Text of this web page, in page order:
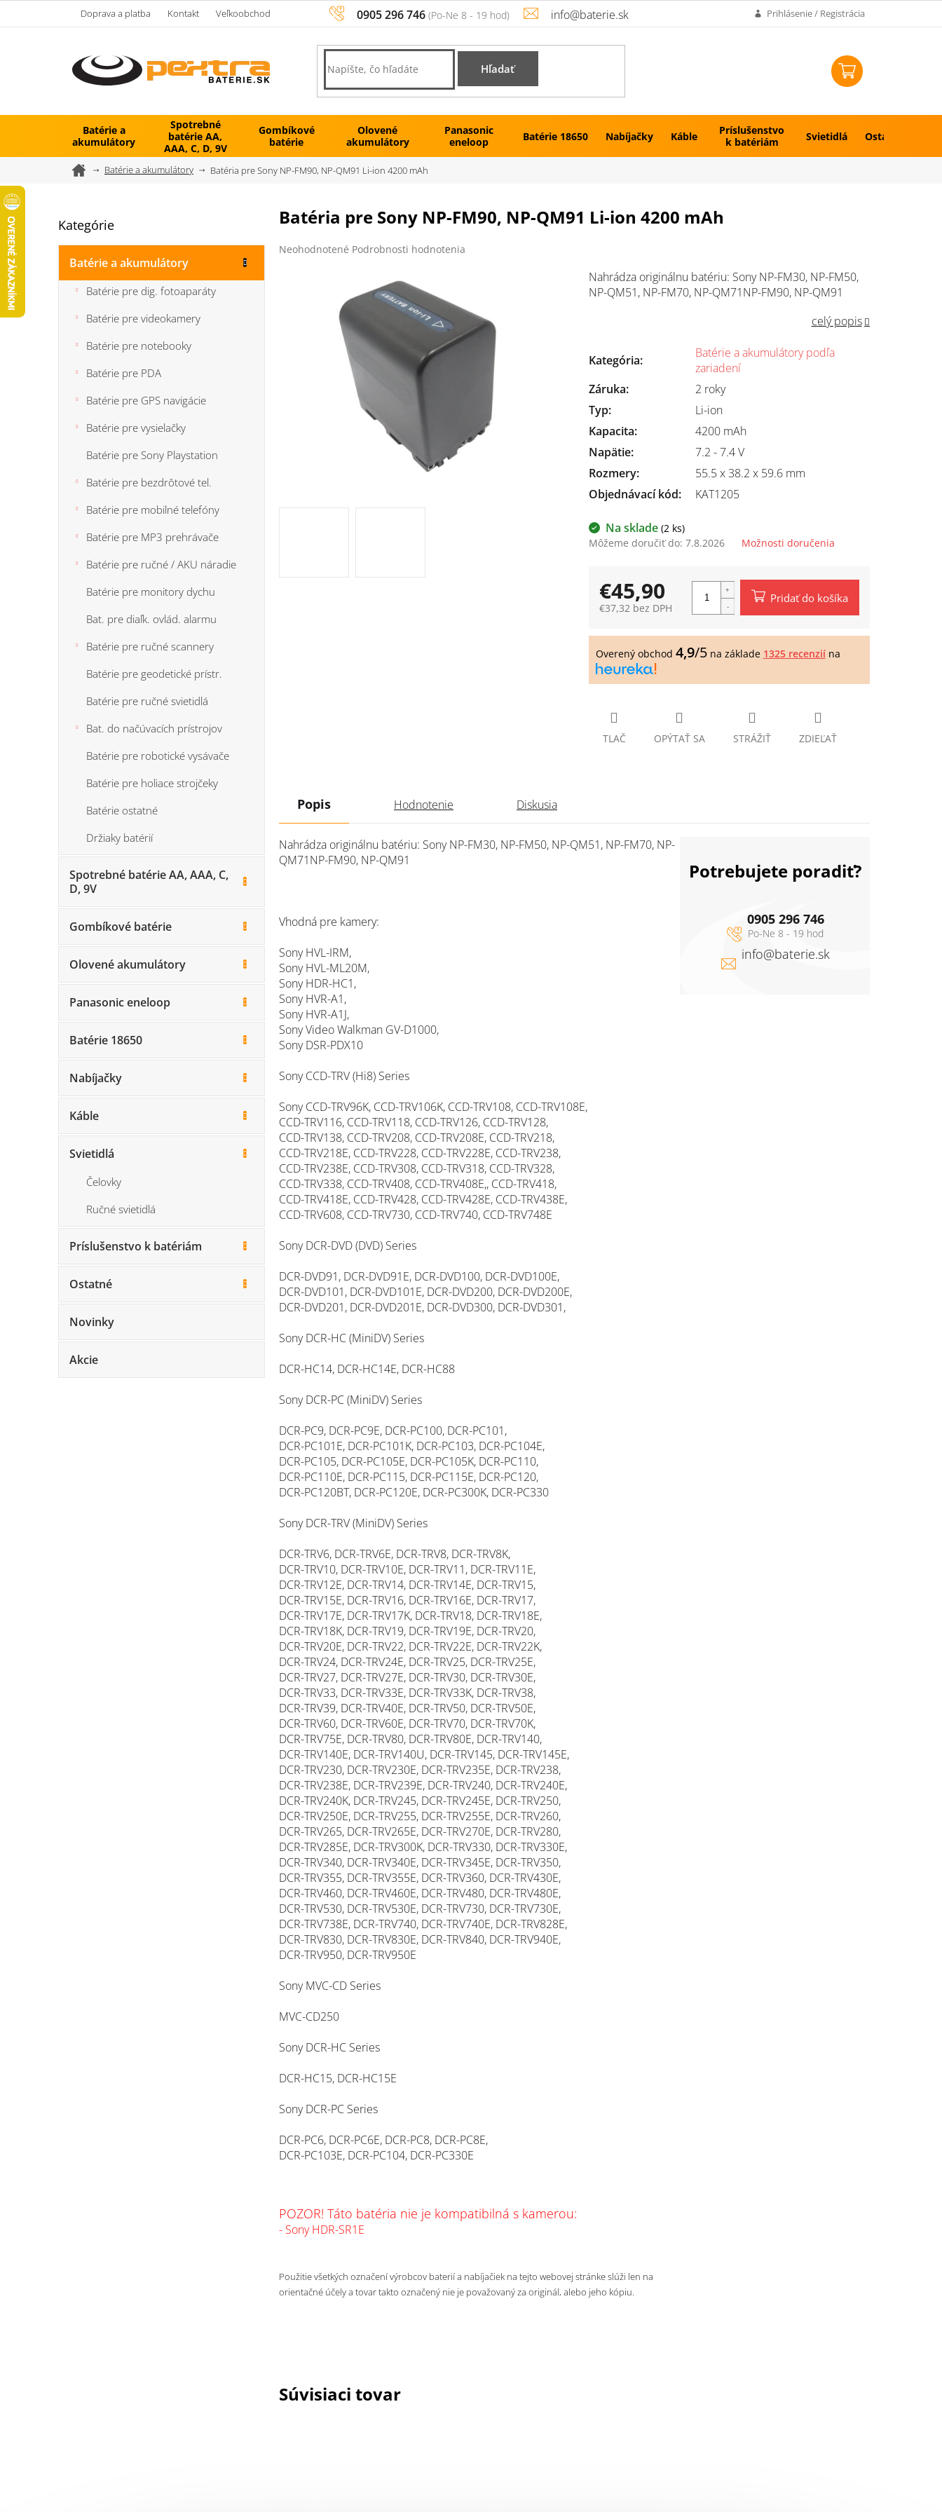
0905 296 746 info@baterie.sk
Doprava a platba Kontakt Veľkoobchod Prihlásenie / Registrácia
Hľadať
Batérie a
akumulátory
Spotrebné
batérie AA,
AAA, C, D, 9V
Gombíkové
batérie
Olovené
akumulátory
Panasonic
eneloop
Batérie 18650 Nabíjačky Káble
Príslušenstvo
k batériám
Svietidlá Ostatné
DomovBatérie a akumulátory Batéria pre Sony NP-FM90, NP-QM91 Li-ion 4200 mAh
o
č
Preskočiť
Kategórie
Batérie a akumulátory
Batérie pre dig. fotoaparáty
Batérie pre videokamery
Batérie pre notebooky
Batérie pre PDA
Batérie pre GPS navigácie
Batérie pre vysielačky
Batérie pre Sony Playstation
Batérie pre bezdrôtové tel.
Batérie pre mobilné telefóny
Batérie pre MP3 prehrávače
Batérie pre ručné / AKU náradie
Batérie pre monitory dychu
Bat. pre diaľk. ovlád. alarmu
Batérie pre ručné scannery
Batérie pre geodetické prístr.
Batérie pre ručné svietidlá
Bat. do načúvacích prístrojov
Batérie pre robotické vysávače
Batérie pre holiace strojčeky
Batérie ostatné
Držiaky batérií
Spotrebné batérie AA, AAA, C,
D, 9V
Gombíkové batérie
Olovené akumulátory
Panasonic eneloop
Batérie 18650
Nabíjačky
Káble
Svietidlá
Čelovky
Ručné svietidlá
Príslušenstvo k batériám
Ostatné
Novinky
Akcie
Batéria pre Sony NP-FM90, NP-QM91 Li-ion 4200 mAh
Priemerné
Neohodnotené Podrobnosti hodnotenia
Na sklade (2 ks)
Môžeme doručiť do: 7.8.2026 Možnosti doručenia
Nahrádza originálnu batériu: Sony NP-FM30, NP-FM50,
NP-QM51, NP-FM70, NP-QM71NP-FM90, NP-QM91
celý popis
TLAČ OPÝTAŤ SA STRÁŽIŤ ZDIEĽAŤ
Kategória:
Batérie a akumulátory podľa
zariadení
Záruka:
2 roky
Typ:
Li-ion
Kapacita:
4200 mAh
Napätie:
7.2 - 7.4 V
Rozmery:
55.5 x 38.2 x 59.6 mm
Objednávací kód:
KAT1205
€45,90
€37,32 bez DPH
cena:
Pridať do košíka
Overený obchod 4,9/5na základe 1325 recenziína
Súvisiaci tovar
Popis Hodnotenie Diskusia
Nahrádza originálnu batériu: Sony NP-FM30, NP-FM50, NP-QM51, NP-FM70, NP-
QM71NP-FM90, NP-QM91
Vhodná pre kamery:
Sony HVL-IRM,
Sony HVL-ML20M,
Sony HDR-HC1,
Sony HVR-A1,
Sony HVR-A1J,
Sony Video Walkman GV-D1000,
Sony DSR-PDX10
Sony CCD-TRV (Hi8) Series
Sony CCD-TRV96K, CCD-TRV106K, CCD-TRV108, CCD-TRV108E,
CCD-TRV116, CCD-TRV118, CCD-TRV126, CCD-TRV128,
CCD-TRV138, CCD-TRV208, CCD-TRV208E, CCD-TRV218,
CCD-TRV218E, CCD-TRV228, CCD-TRV228E, CCD-TRV238,
CCD-TRV238E, CCD-TRV308, CCD-TRV318, CCD-TRV328,
CCD-TRV338, CCD-TRV408, CCD-TRV408E,, CCD-TRV418,
CCD-TRV418E, CCD-TRV428, CCD-TRV428E, CCD-TRV438E,
CCD-TRV608, CCD-TRV730, CCD-TRV740, CCD-TRV748E
Sony DCR-DVD (DVD) Series
DCR-DVD91, DCR-DVD91E, DCR-DVD100, DCR-DVD100E,
DCR-DVD101, DCR-DVD101E, DCR-DVD200, DCR-DVD200E,
DCR-DVD201, DCR-DVD201E, DCR-DVD300, DCR-DVD301,
Sony DCR-HC (MiniDV) Series
DCR-HC14, DCR-HC14E, DCR-HC88
Sony DCR-PC (MiniDV) Series
DCR-PC9, DCR-PC9E, DCR-PC100, DCR-PC101,
DCR-PC101E, DCR-PC101K, DCR-PC103, DCR-PC104E,
DCR-PC105, DCR-PC105E, DCR-PC105K, DCR-PC110,
DCR-PC110E, DCR-PC115, DCR-PC115E, DCR-PC120,
DCR-PC120BT, DCR-PC120E, DCR-PC300K, DCR-PC330
Sony DCR-TRV (MiniDV) Series
DCR-TRV6, DCR-TRV6E, DCR-TRV8, DCR-TRV8K,
DCR-TRV10, DCR-TRV10E, DCR-TRV11, DCR-TRV11E,
DCR-TRV12E, DCR-TRV14, DCR-TRV14E, DCR-TRV15,
DCR-TRV15E, DCR-TRV16, DCR-TRV16E, DCR-TRV17,
DCR-TRV17E, DCR-TRV17K, DCR-TRV18, DCR-TRV18E,
DCR-TRV18K, DCR-TRV19, DCR-TRV19E, DCR-TRV20,
DCR-TRV20E, DCR-TRV22, DCR-TRV22E, DCR-TRV22K,
DCR-TRV24, DCR-TRV24E, DCR-TRV25, DCR-TRV25E,
DCR-TRV27, DCR-TRV27E, DCR-TRV30, DCR-TRV30E,
DCR-TRV33, DCR-TRV33E, DCR-TRV33K, DCR-TRV38,
DCR-TRV39, DCR-TRV40E, DCR-TRV50, DCR-TRV50E,
DCR-TRV60, DCR-TRV60E, DCR-TRV70, DCR-TRV70K,
DCR-TRV75E, DCR-TRV80, DCR-TRV80E, DCR-TRV140,
DCR-TRV140E, DCR-TRV140U, DCR-TRV145, DCR-TRV145E,
DCR-TRV230, DCR-TRV230E, DCR-TRV235E, DCR-TRV238,
DCR-TRV238E, DCR-TRV239E, DCR-TRV240, DCR-TRV240E,
DCR-TRV240K, DCR-TRV245, DCR-TRV245E, DCR-TRV250,
DCR-TRV250E, DCR-TRV255, DCR-TRV255E, DCR-TRV260,
DCR-TRV265, DCR-TRV265E, DCR-TRV270E, DCR-TRV280,
DCR-TRV285E, DCR-TRV300K, DCR-TRV330, DCR-TRV330E,
DCR-TRV340, DCR-TRV340E, DCR-TRV345E, DCR-TRV350,
DCR-TRV355, DCR-TRV355E, DCR-TRV360, DCR-TRV430E,
DCR-TRV460, DCR-TRV460E, DCR-TRV480, DCR-TRV480E,
DCR-TRV530, DCR-TRV530E, DCR-TRV730, DCR-TRV730E,
DCR-TRV738E, DCR-TRV740, DCR-TRV740E, DCR-TRV828E,
DCR-TRV830, DCR-TRV830E, DCR-TRV840, DCR-TRV940E,
DCR-TRV950, DCR-TRV950E
Sony MVC-CD Series
MVC-CD250
Sony DCR-HC Series
DCR-HC15, DCR-HC15E
Sony DCR-PC Series
DCR-PC6, DCR-PC6E, DCR-PC8, DCR-PC8E,
DCR-PC103E, DCR-PC104, DCR-PC330E
POZOR! Táto batéria nie je kompatibilná s kamerou:
- Sony HDR-SR1E
Použitie všetkých označení výrobcov baterií a nabíjačiek na tejto webovej stránke slúži len na
orientačné účely a tovar takto označený nie je považovaný za originál, alebo jeho kópiu.
Potrebujete poradiť?
info@baterie.sk
0905 296 746